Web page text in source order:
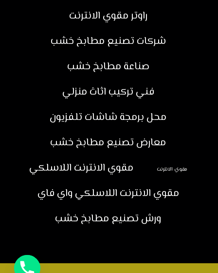
راوتر مقوي الانترنت
شركات تصنيع مطابخ خشب
صناعة مطابخ خشب
فني تركيب اثاث منزلي
محل برمجة شاشات تلفزيون
معارض تصنيع مطابخ خشب
مقوي الانترنت
مقوي الانترنت اللاسلكي
مقوي الانترنت اللاسلكي واي فاي
ورش تصنيع مطابخ خشب